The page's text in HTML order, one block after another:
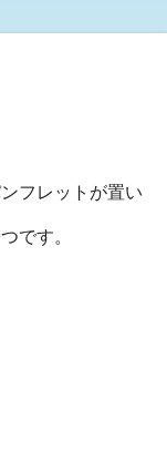
フレットが置い
です。